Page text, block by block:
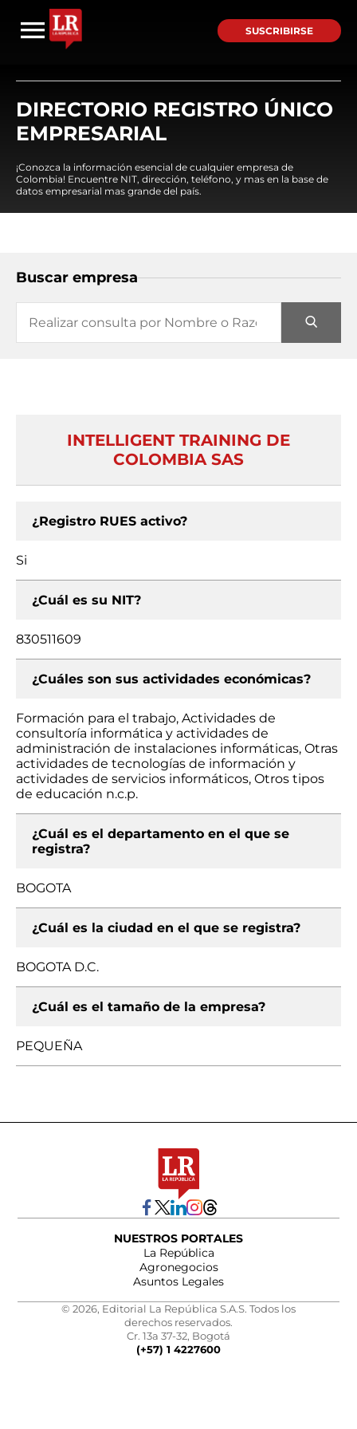
SUSCRIBIRSE
DIRECTORIO REGISTRO ÚNICO
EMPRESARIAL
¡Conozca la información esencial de cualquier empresa de
Colombia! Encuentre NIT, dirección, teléfono, y mas en la base de
datos empresarial mas grande del país.
Buscar empresa
INTELLIGENT TRAINING DE
COLOMBIA SAS
¿Registro RUES activo?
Si
¿Cuál es su NIT?
830511609
¿Cuáles son sus actividades económicas?
Formación para el trabajo, Actividades de
consultoría informática y actividades de
administración de instalaciones informáticas, Otras
actividades de tecnologías de información y
actividades de servicios informáticos, Otros tipos
de educación n.c.p.
¿Cuál es el departamento en el que se
registra?
BOGOTA
¿Cuál es la ciudad en el que se registra?
BOGOTA D.C.
¿Cuál es el tamaño de la empresa?
PEQUEÑA
NUESTROS PORTALES
La República
Agronegocios
Asuntos Legales
© 2026, Editorial La República S.A.S. Todos los
derechos reservados.
Cr. 13a 37-32, Bogotá
(+57) 1 4227600